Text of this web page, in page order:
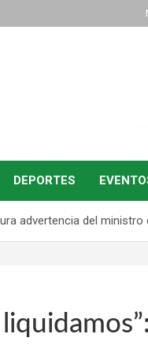
DEPORTES
advertencia del